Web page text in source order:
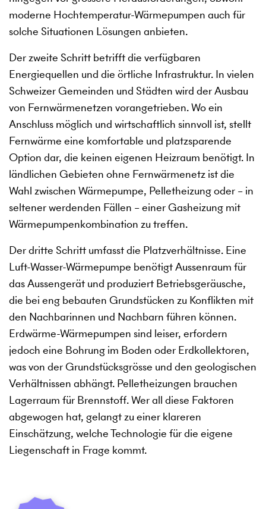
moderne Hochtemperatur-Wärmepumpen auch für
solche Situationen Lösungen anbieten.
Der zweite Schritt betrifft die verfügbaren
Energiequellen und die örtliche Infrastruktur. In vielen
Schweizer Gemeinden und Städten wird der Ausbau
von Fernwärmenetzen vorangetrieben. Wo ein
Anschluss möglich und wirtschaftlich sinnvoll ist, stellt
Fernwärme eine komfortable und platzsparende
Option dar, die keinen eigenen Heizraum benötigt. In
ländlichen Gebieten ohne Fernwärmenetz ist die
Wahl zwischen Wärmepumpe, Pelletheizung oder – in
seltener werdenden Fällen – einer Gasheizung mit
Wärmepumpenkombination zu treffen.
Der dritte Schritt umfasst die Platzverhältnisse. Eine
Luft-Wasser-Wärmepumpe benötigt Aussenraum für
das Aussengerät und produziert Betriebsgeräusche,
die bei eng bebauten Grundstücken zu Konflikten mit
den Nachbarinnen und Nachbarn führen können.
Erdwärme-Wärmepumpen sind leiser, erfordern
jedoch eine Bohrung im Boden oder Erdkollektoren,
was von der Grundstücksgrösse und den geologischen
Verhältnissen abhängt. Pelletheizungen brauchen
Lagerraum für Brennstoff. Wer all diese Faktoren
abgewogen hat, gelangt zu einer klareren
Einschätzung, welche Technologie für die eigene
Liegenschaft in Frage kommt.